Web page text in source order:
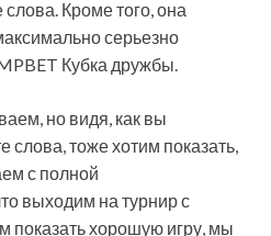
Кроме того, она
серьезно
Кубка дружбы.
но видя, как вы
слова, тоже хотим показать,
с полной
выходим на турнир с
показать хорошую игру, мы